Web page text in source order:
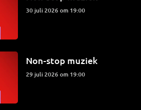
30 juli 2026 om 19:00
Non-stop muziek
29 juli 2026 om 19:00